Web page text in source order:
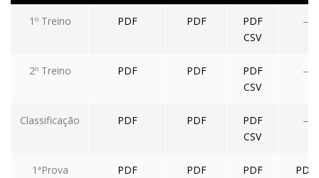
1º Treino PDF PDF
PDF
CSV
–
2º Treino PDF PDF
PDF
CSV
–
Classificação PDF PDF
PDF
CSV
–
1ªProva PDF PDF
PDF
PDF